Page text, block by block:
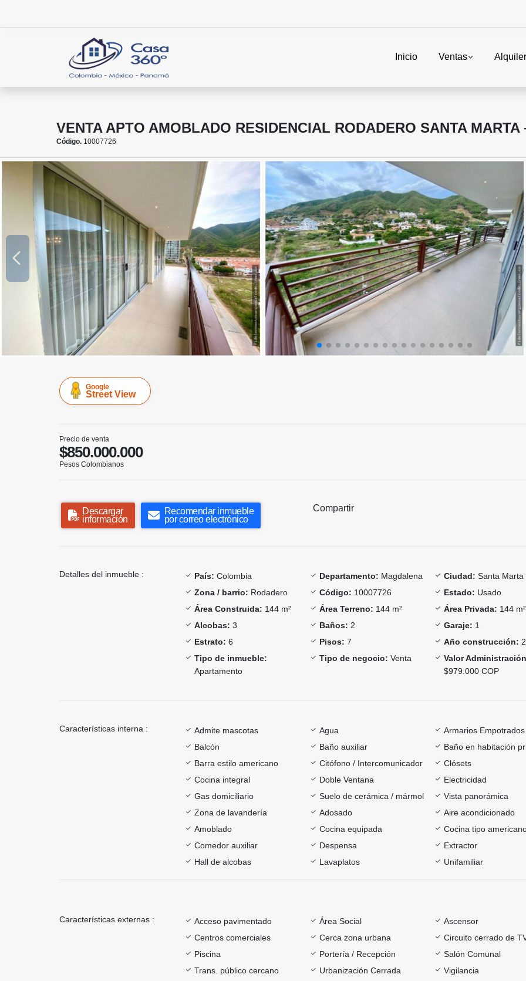
Inicio Ventas
VENTA APTO AMOBLADO RESIDENCIAL RODADERO SANTA MARTA
Código. 10007726
Google
Street View
Precio de venta
$850.000.000
Pesos Colombianos
Descargar
información
Recomendar inmueble
por correo electrónico
Compartir
Detalles del inmueble : País: Colombia Departamento: Magdalena Ciudad: Santa Marta
Zona / barrio: Rodadero Código: 10007726 Estado: Usado
Área Construida: 144 m² Área Terreno: 144 m² Área Privada: 144 m²
Alcobas: 3 Baños: 2 Garaje: 1
Estrato: 6 Pisos: 7 Año construcción:
Tipo de inmueble:
Apartamento
Tipo de negocio: Venta
Valor
$979.000 COP
Características interna : Admite mascotas Agua
Armarios Empotrados
Balcón
Baño auxiliar
Baño en habitación
Barra estilo americano
Citófono / Intercomunicador
Clósets
Cocina integral
Doble Ventana
Electricidad
Gas domiciliario
Suelo de cerámica / mármol
Vista panorámica
Zona de lavandería
Adosado
Aire acondicionado
Amoblado
Cocina equipada
Cocina tipo
Comedor auxiliar
Despensa
Extractor
Hall de alcobas
Lavaplatos Unifamiliar
Características externas : Acceso pavimentado Área Social
Ascensor
Centros comerciales
Cerca zona urbana
Circuito cerrado de
Piscina
Portería / Recepción
Salón Comunal
Trans. público cercano
Urbanización Cerrada
Vigilancia